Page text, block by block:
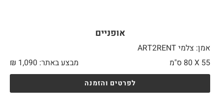
אופניים
אמן: צלמי ART2RENT
55 X
מבצע באתר: ₪ 1,090
לפרטים והזמנה